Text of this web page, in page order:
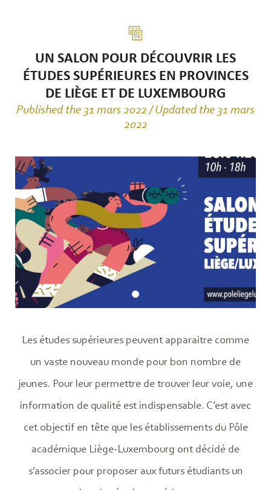
UN SALON POUR DÉCOUVRIR LES
ÉTUDES SUPÉRIEURES EN PROVINCES
DE LIÈGE ET DE LUXEMBOURG
Published the 31 mars 2022 / Updated the 31 mars
2022
Les études supérieures peuvent apparaitre comme
un vaste nouveau monde pour bon nombre de
jeunes. Pour leur permettre de trouver leur voie, une
information de qualité est indispensable. C’est avec
cet objectif en tête que les établissements du Pôle
académique Liège-Luxembourg ont décidé de
s’associer pour proposer aux futurs étudiants un